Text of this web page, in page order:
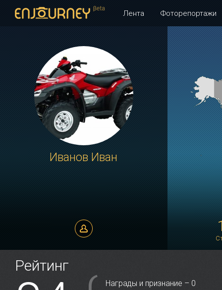
Лента Фоторепортажи
Иванов Иван
Иванов Иван
Рейтинг
Награды и признание – 0